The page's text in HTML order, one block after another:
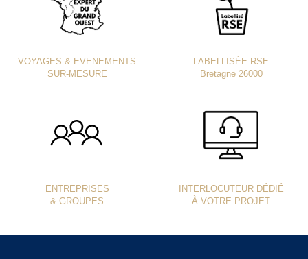
VOYAGES & EVENEMENTS
SUR-MESURE
LABELLISÉE RSE
Bretagne 26000
ENTREPRISES
& GROUPES
INTERLOCUTEUR DÉDIÉ
À VOTRE PROJET